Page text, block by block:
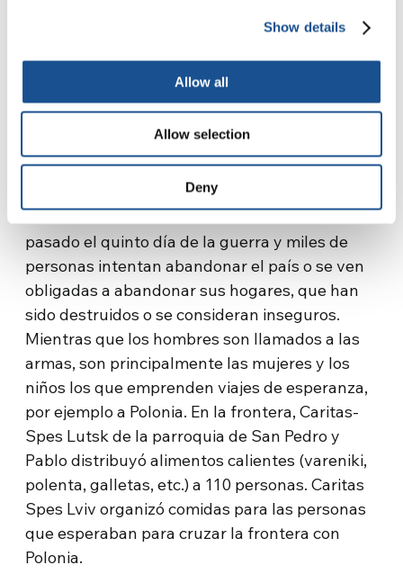
Show details
Allow all
Allow selection
Deny
la parroquia donde se recibe a los refugiados.
Se distribuyeron paquetes de alimentos a 30
01 de marzo – Emergencia en Ucrania, miles
de desplazados huyendo – Línea directa con
Ha
pasado el quinto día de la guerra y miles de
personas intentan abandonar el país o se ven
obligadas a abandonar sus hogares, que han
sido destruidos o se consideran inseguros.
Mientras que los hombres son llamados a las
armas, son principalmente las mujeres y los
niños los que emprenden viajes de esperanza,
por ejemplo a Polonia. En la frontera, Caritas-
Spes Lutsk de la parroquia de San Pedro y
Pablo distribuyó alimentos calientes (vareniki,
polenta, galletas, etc.) a 110 personas. Caritas
Spes Lviv organizó comidas para las personas
que esperaban para cruzar la frontera con
Polonia.